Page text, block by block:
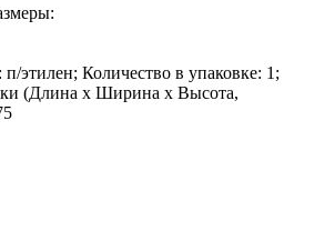
этилен; Количество в упаковке: 1;
(Длина х Ширина х Высота,